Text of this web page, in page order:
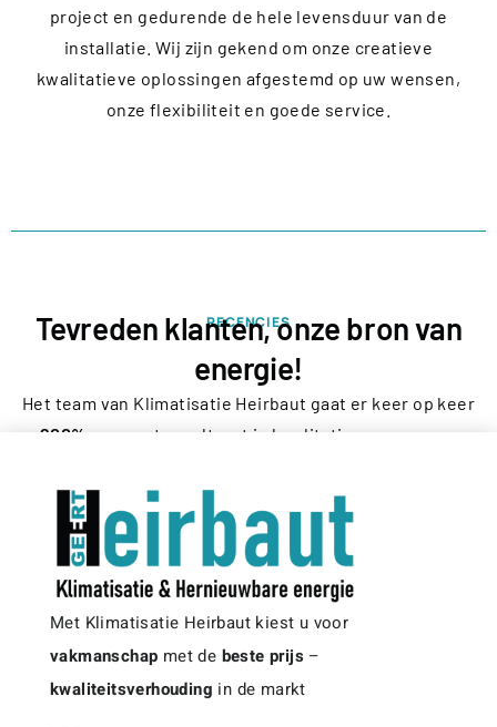
project en gedurende de hele levensduur van de
installatie. Wij zijn gekend om onze creatieve
kwalitatieve oplossingen afgestemd op uw wensen,
onze flexibiliteit en goede service.
RECENCIES
Tevreden klanten, onze bron van
energie!
Het team van Klimatisatie Heirbaut gaat er keer op keer
200%
voor wat resulteert in kwalitatieve en proper
zowel vóór, tijdens als na de werken! Dat geeft ons
energie en voldoening!
Met Klimatisatie Heirbaut kiest u voor
vakmanschap met de beste prijs–
kwaliteitsverhouding in de markt